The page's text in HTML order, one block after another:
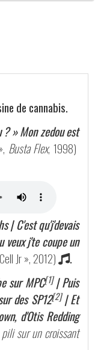
de cannabis.
» Mon zedou est
Busta Flex, 1998)
| C'est qu'j'devais
j'te coupe un
Jr », 2012)
.
sur MPC[1]| Puis
des SP12[2]| Et
d'Otis Redding
sur un croissant